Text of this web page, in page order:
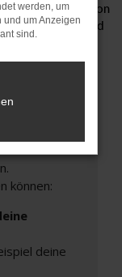
profitieren Sie von
umfangreiche und
können:
deine
werden, um
um Anzeigen
sind.